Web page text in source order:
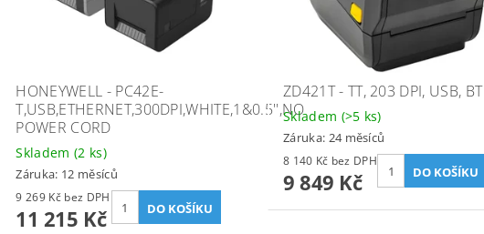
HONEYWELL - PC42E-
T,USB,ETHERNET,300DPI,WHITE,1&0.5'',NO
POWER CORD
Skladem (2 ks)
Záruka: 12 měsíců
9 269 Kč bez DPH
11 215 Kč
ZD421T - TT, 203 DPI, USB, BT
Skladem (>5 ks)
Záruka: 24 měsíců
8 140 Kč bez DPH
9 849 Kč